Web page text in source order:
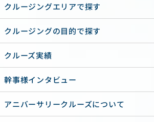
クルージングエリアで探す
クルージングの目的で探す
クルーズ実績
幹事様インタビュー
アニバーサリークルーズについて